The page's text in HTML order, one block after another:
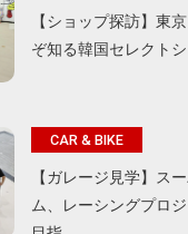
【ショップ探訪】東
ぞ知る韓国セレクト
CAR & BIKE
【ガレージ見学】ス
ム、レーシングプロ